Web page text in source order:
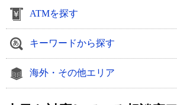
ATMを探す
キーワードから探す
海外・その他エリア